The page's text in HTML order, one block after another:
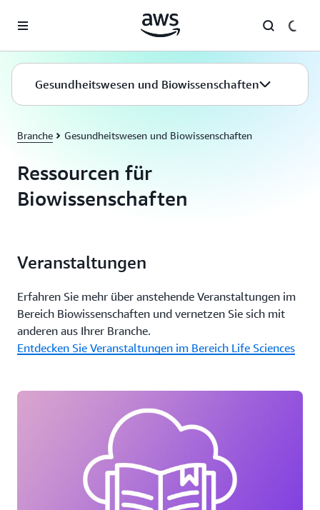
Überspringen zum Hauptinhalt
Gesundheitswesen und Biowissenschaften
Branche Gesundheitswesen und Biowissenschaften
Ressourcen für
Biowissenschaften
Veranstaltungen
Erfahren Sie mehr über anstehende Veranstaltungen im
Bereich Biowissenschaften und vernetzen Sie sich mit
anderen aus Ihrer Branche.
Entdecken Sie Veranstaltungen im Bereich Life Sciences